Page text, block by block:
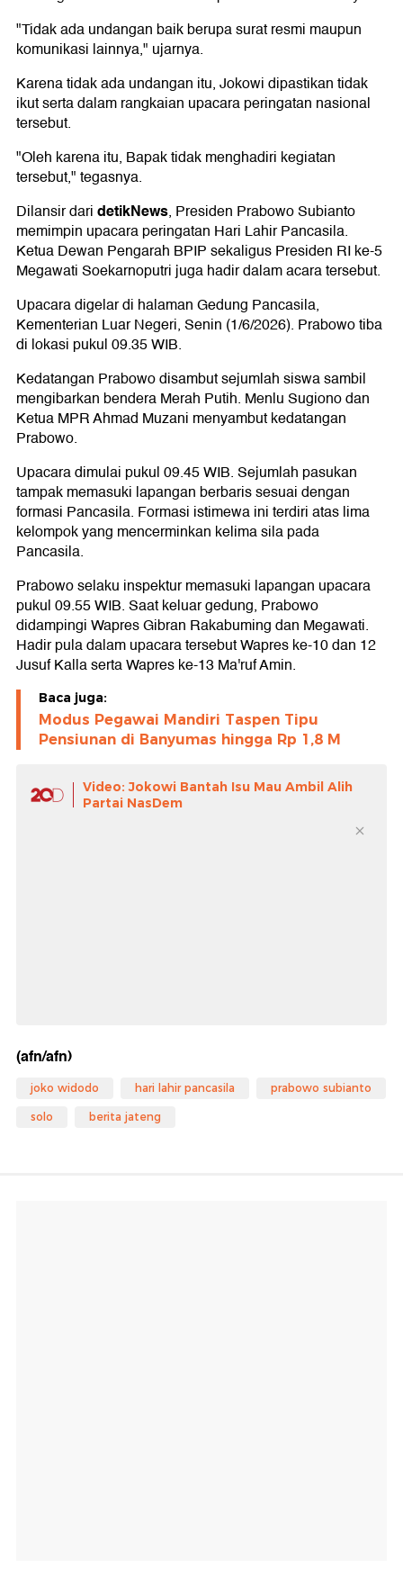
"Tidak ada undangan baik berupa surat resmi maupun
komunikasi lainnya," ujarnya.
Karena tidak ada undangan itu, Jokowi dipastikan tidak
ikut serta dalam rangkaian upacara peringatan nasional
tersebut.
"Oleh karena itu, Bapak tidak menghadiri kegiatan
tersebut," tegasnya.
Dilansir daridetikNews, Presiden Prabowo Subianto
memimpin upacara peringatan Hari Lahir Pancasila.
Ketua Dewan Pengarah BPIP sekaligus Presiden RI ke-5
Megawati Soekarnoputri juga hadir dalam acara tersebut.
Upacara digelar di halaman Gedung Pancasila,
Kementerian Luar Negeri, Senin (1/6/2026). Prabowo tiba
di lokasi pukul 09.35 WIB.
Kedatangan Prabowo disambut sejumlah siswa sambil
mengibarkan bendera Merah Putih. Menlu Sugiono dan
Ketua MPR Ahmad Muzani menyambut kedatangan
Prabowo.
Upacara dimulai pukul 09.45 WIB. Sejumlah pasukan
tampak memasuki lapangan berbaris sesuai dengan
formasi Pancasila. Formasi istimewa ini terdiri atas lima
kelompok yang mencerminkan kelima sila pada
Pancasila.
Prabowo selaku inspektur memasuki lapangan upacara
pukul 09.55 WIB. Saat keluar gedung, Prabowo
didampingi Wapres Gibran Rakabuming dan Megawati.
Hadir pula dalam upacara tersebut Wapres ke-10 dan 12
Jusuf Kalla serta Wapres ke-13 Ma'ruf Amin.
Baca juga:
Modus Pegawai Mandiri Taspen Tipu
Pensiunan di Banyumas hingga Rp 1,8 M
Video: Jokowi Bantah Isu Mau Ambil Alih
Partai NasDem
(afn/afn)
joko widodo hari lahir pancasila prabowo subianto
solo berita jateng